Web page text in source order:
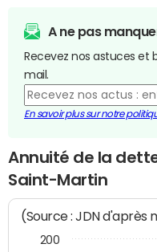
A ne pas
Recevez nos astuces
mail.
En savoir plus sur notre
Annuité de la
Saint-Martin
(Source : JDN d'après
200